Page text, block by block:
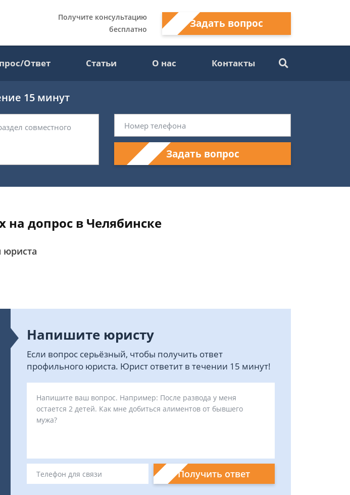
Получите консультацию
бесплатно
Задать вопрос
Ответ Статьи О нас Контакты
15 минут
Задать вопрос
допрос в Челябинске
юриста
Напишите юристу
Если вопрос серьёзный, чтобы получить ответ
профильного юриста. Юрист ответит в течении 15 минут!
Получить ответ